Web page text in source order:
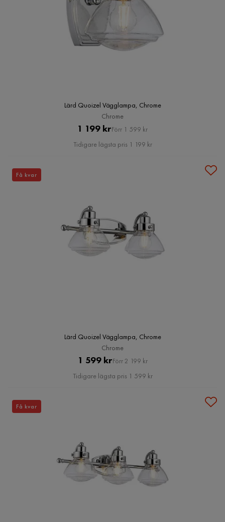
Lärd Quoizel Vägglampa, Chrome
Chrome
Pris
1 199 krOriginal
Pris
Förr 1 599 kr
Tidigare lägsta pris 1 199 kr
Lärd Quoizel Vägglampa, Chrome
Chrome
Pris
1 599 krOriginal
Pris
Förr 2 199 kr
Tidigare lägsta pris 1 599 kr
Få kvar
Få kvar